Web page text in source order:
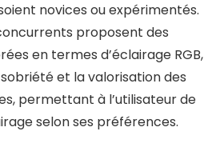
novices ou expérimentés.
proposent des
en termes d’éclairage RGB,
sobriété et la valorisation des
permettant à l’utilisateur de
selon ses préférences.